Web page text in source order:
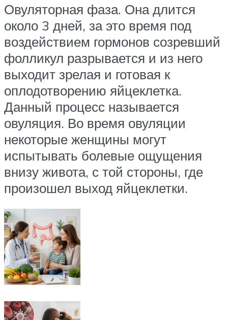
Овуляторная фаза. Она длится
около 3 дней, за это время под
воздействием гормонов созревший
фолликул разрывается и из него
выходит зрелая и готовая к
оплодотворению яйцеклетка.
Данный процесс называется
овуляция. Во время овуляции
некоторые женщины могут
испытывать болевые ощущения
внизу живота, с той стороны, где
произошел выход яйцеклетки.